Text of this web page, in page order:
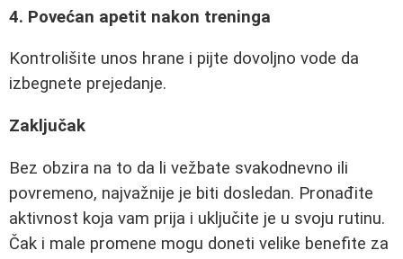
4. Povećan apetit nakon treninga
Kontrolišite unos hrane i pijte dovoljno vode da
izbegnete prejedanje.
Zaključak
Bez obzira na to da li vežbate svakodnevno ili
povremeno, najvažnije je biti dosledan. Pronađite
aktivnost koja vam prija i uključite je u svoju rutinu.
Čak i male promene mogu doneti velike benefite za